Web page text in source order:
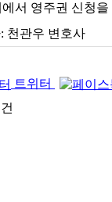
서 영주권 신청
천관우 변호사
트위터
건